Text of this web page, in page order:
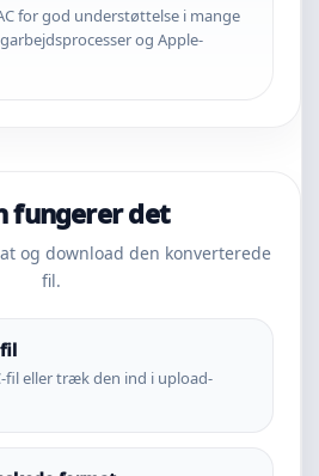
for god understøttelse i mange
og Apple-
fungerer det
og download den konverterede
fil.
fil eller træk den ind i upload-